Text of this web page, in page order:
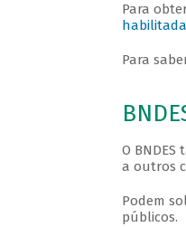
Para
habilitada
Para
O
a outros
Podem
públicos.